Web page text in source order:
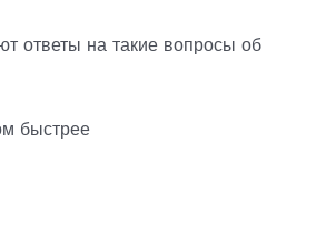
ответы на такие вопросы об
быстрее